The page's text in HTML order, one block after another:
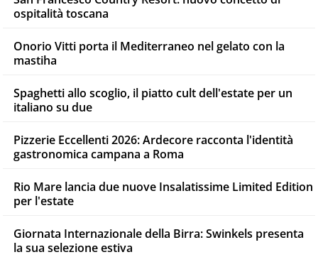
ospitalità toscana
Onorio Vitti porta il Mediterraneo nel gelato con la
mastiha
Spaghetti allo scoglio, il piatto cult dell'estate per un
italiano su due
Pizzerie Eccellenti 2026: Ardecore racconta l'identità
gastronomica campana a Roma
Rio Mare lancia due nuove Insalatissime Limited Edition
per l'estate
Giornata Internazionale della Birra: Swinkels presenta
la sua selezione estiva